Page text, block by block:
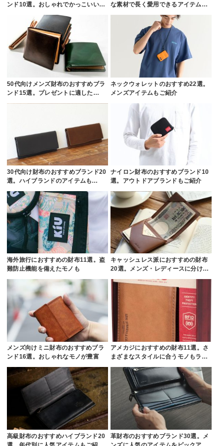
ンド10選。おしゃれでかっこいい…
な素材で長く愛用できるアイテム…
50代向けメンズ財布のおすすめブラ
ンド15選。プレゼントに適した…
ネックウォレットのおすすめ22選。
メンズアイテムもご紹介
30代向け財布のおすすめブランド20
選。ハイブランドのアイテムも…
ナイロン財布のおすすめブランド10
選。アウトドアブランドもご紹介
海外旅行におすすめの財布11選。盗
難防止機能を備えたモノも
キャッシュレス派におすすめの財布
20選。メンズ・レディースに分け…
メンズ向けミニ財布のおすすめブラ
ンド16選。おしゃれなモノが豊富
アメカジにおすすめの財布11選。さ
まざまなスタイルに合うモノもラ…
高級財布のおすすめハイブランド20
革財布のおすすめブランド30選。メ